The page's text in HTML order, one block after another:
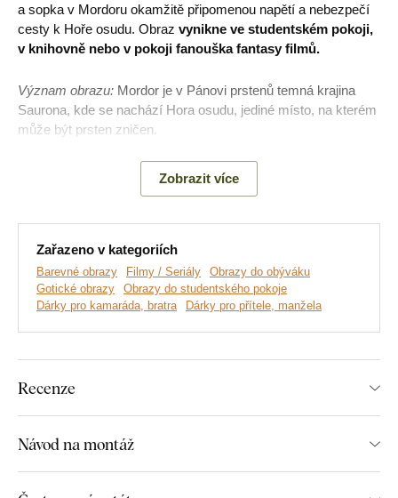
a sopka v Mordoru okamžitě připomenou napětí a nebezpečí
cesty k Hoře osudu. Obraz vynikne ve studentském pokoji,
v knihovně nebo v pokoji fanouška fantasy filmů.
Význam obrazu: Mordor je v Pánovi prstenů temná krajina
Saurona, kde se nachází Hora osudu, jediné místo, na kterém
může být prsten zničen.
Rám zobrazený na obrazu je vytištěný společně
Zobrazit více
Zařazeno v kategoriích
Barevné obrazy Filmy / Seriály
Obrazy do obýváku
Gotické obrazy
Obrazy do studentského pokoje
Dárky pro kamaráda, bratra
Dárky pro přítele, manžela
Recenze
Návod na montáž